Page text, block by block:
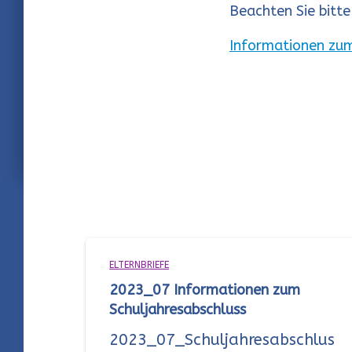
Beachten Sie
Informationen
ELTERNBRIEFE
2023_07 Informationen zum
Schuljahresabschluss
2023_07_Schuljahresabschlus